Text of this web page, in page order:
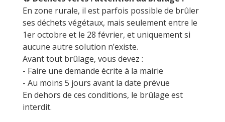
En zone rurale, il est parfois possible de brûler
ses déchets végétaux, mais seulement entre le
1er octobre et le 28 février, et uniquement si
aucune autre solution n’existe.
Avant tout brûlage, vous devez :
- Faire une demande écrite à la mairie
- Au moins 5 jours avant la date prévue
En dehors de ces conditions, le brûlage est
interdit.